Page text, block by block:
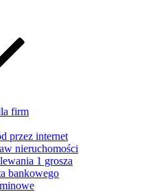
firm
przez internet
nieruchomości
1 grosza
bankowego